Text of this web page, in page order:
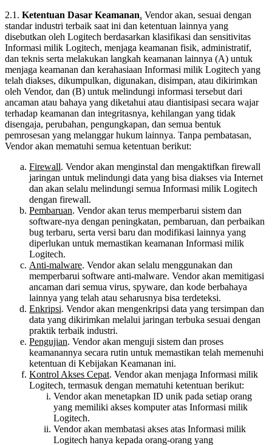
2.1. Ketentuan Dasar Keamanan. Vendor akan, sesuai dengan
standar industri terbaik saat ini dan ketentuan lainnya yang
disebutkan oleh Logitech berdasarkan klasifikasi dan sensitivitas
Informasi milik Logitech, menjaga keamanan fisik, administratif,
dan teknis serta melakukan langkah keamanan lainnya (A) untuk
menjaga keamanan dan kerahasiaan Informasi milik Logitech yang
telah diakses, dikumpulkan, digunakan, disimpan, atau dikirimkan
oleh Vendor, dan (B) untuk melindungi informasi tersebut dari
ancaman atau bahaya yang diketahui atau diantisipasi secara wajar
terhadap keamanan dan integritasnya, kehilangan yang tidak
disengaja, perubahan, pengungkapan, dan semua bentuk
pemrosesan yang melanggar hukum lainnya. Tanpa pembatasan,
Vendor akan mematuhi semua ketentuan berikut:
Firewall. Vendor akan menginstal dan mengaktifkan firewall
jaringan untuk melindungi data yang bisa diakses via Internet
dan akan selalu melindungi semua Informasi milik Logitech
dengan firewall.
Pembaruan. Vendor akan terus memperbarui sistem dan
software-nya dengan peningkatan, pembaruan, dan perbaikan
bug terbaru, serta versi baru dan modifikasi lainnya yang
diperlukan untuk memastikan keamanan Informasi milik
Logitech.
Anti-malware. Vendor akan selalu menggunakan dan
memperbarui software anti-malware. Vendor akan memitigasi
ancaman dari semua virus, spyware, dan kode berbahaya
lainnya yang telah atau seharusnya bisa terdeteksi.
Enkripsi. Vendor akan mengenkripsi data yang tersimpan dan
data yang dikirimkan melalui jaringan terbuka sesuai dengan
praktik terbaik industri.
Pengujian. Vendor akan menguji sistem dan proses
keamanannya secara rutin untuk memastikan telah memenuhi
ketentuan di Kebijakan Keamanan ini.
Kontrol Akses Cepat. Vendor akan menjaga Informasi milik
Logitech, termasuk dengan mematuhi ketentuan berikut:
Vendor akan menetapkan ID unik pada setiap orang
yang memiliki akses komputer atas Informasi milik
Logitech.
Vendor akan membatasi akses atas Informasi milik
Logitech hanya kepada orang-orang yang